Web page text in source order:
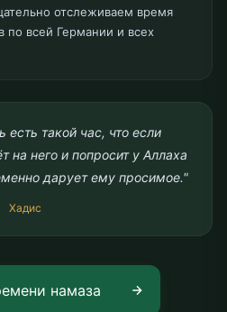
отслеживаем время
по всей Германии и всех
есть такой час, что если
на него и попросит у Аллаха
дарует ему просимое."
Хадис
намаза